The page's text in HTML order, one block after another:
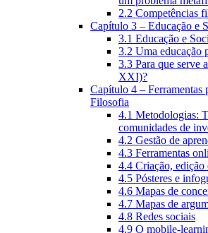
2.2 Competências
Capítulo 3 – Educação e
3.1 Educação e
3.2 Uma educação
3.3 Para que serve
XXI)?
Capítulo 4 – Ferramentas
Filosofia
4.1 Metodologias:
comunidades de
4.2 Gestão de
4.3 Ferramentas
4.4 Criação,
4.5 Pósteres e
4.6 Mapas de
4.7 Mapas de
4.8 Redes sociais
4.9 O mobile-